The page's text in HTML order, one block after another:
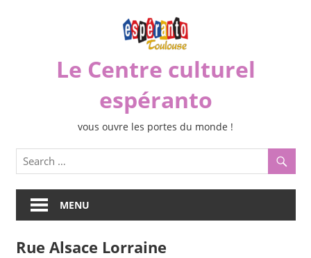
Le Centre culturel
espéranto
vous ouvre les portes du monde !
MENU
Rue Alsace Lorraine